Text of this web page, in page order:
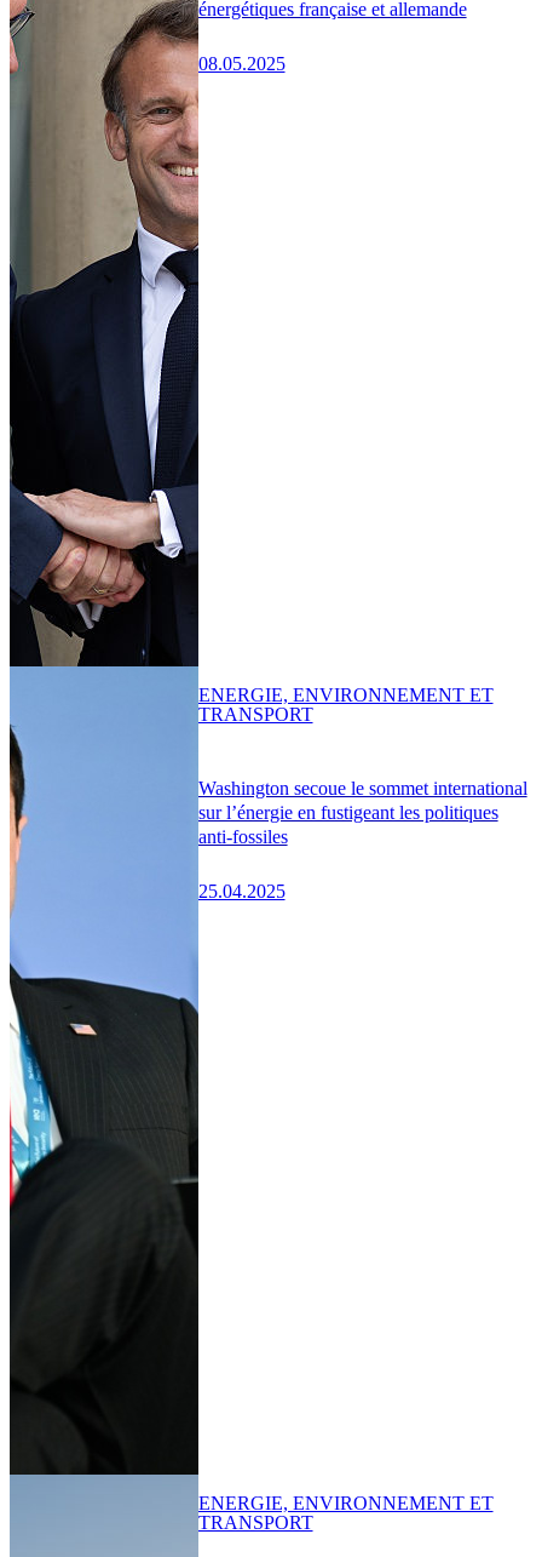
énergétiques française et allemande
08.05.2025
Washington secoue le sommet international
sur l’énergie en fustigeant les politiques
anti-fossiles
25.04.2025
ENERGIE, ENVIRONNEMENT ET
TRANSPORT
ENERGIE, ENVIRONNEMENT ET
TRANSPORT